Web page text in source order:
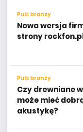
Puls branży
Nowa wersja
strony
Puls branży
Czy drewniane
może mieć
akustykę?